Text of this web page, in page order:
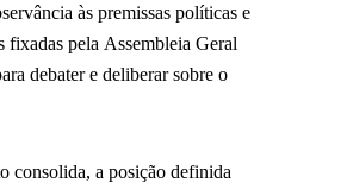
às premissas políticas e
fixadas pela Assembleia Geral
debater e deliberar sobre o
consolida, a posição definida